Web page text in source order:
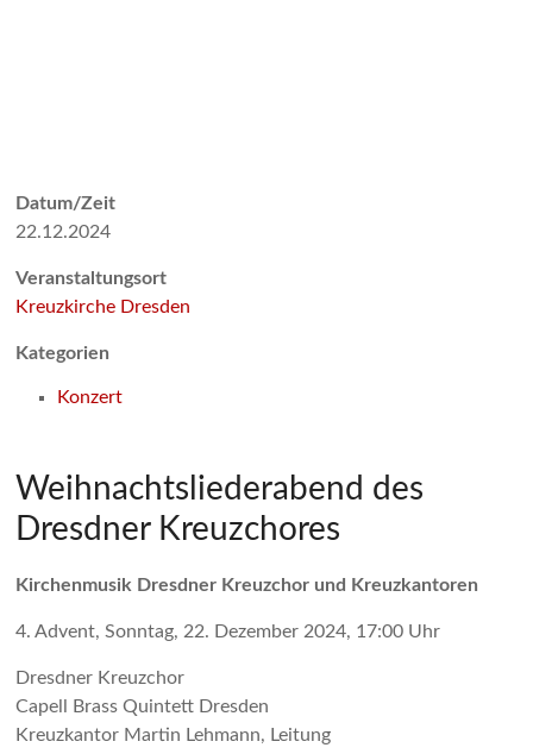
Datum/Zeit
22.12.2024
Veranstaltungsort
Kreuzkirche Dresden
Kategorien
Konzert
Weihnachtsliederabend des
Dresdner Kreuzchores
Kirchenmusik Dresdner Kreuzchor und Kreuzkantoren
4. Advent, Sonntag, 22. Dezember 2024, 17:00 Uhr
Dresdner Kreuzchor
Capell Brass Quintett Dresden
Kreuzkantor Martin Lehmann, Leitung